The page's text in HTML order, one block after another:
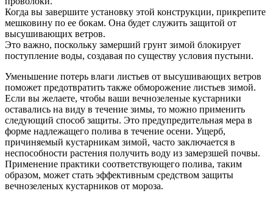
Когда вы завершите установку этой конструкции, прикрепите
мешковину по ее бокам. Она будет служить защитой от
высушивающих ветров.
Это важно, поскольку замерший грунт зимой блокирует
поступление воды, создавая по существу условия пустыни.
Уменьшение потерь влаги листьев от высушивающих ветров
поможет предотвратить также обморожение листьев зимой.
Если вы желаете, чтобы ваши вечнозеленые кустарники
оставались на виду в течение зимы, то можно применить
следующий способ защиты. Это предупредительная мера в
форме надлежащего полива в течение осени. Ущерб,
причиняемый кустарникам зимой, часто заключается в
неспособности растения получить воду из замерзшей почвы.
Применение практики соответствующего полива, таким
образом, может стать эффективным средством защиты
вечнозеленых кустарников от мороза.